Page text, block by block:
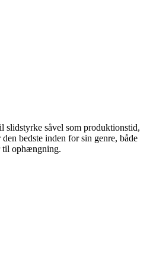
slidstyrke såvel som produktionstid,
bedste inden for sin genre, både
til ophængning.